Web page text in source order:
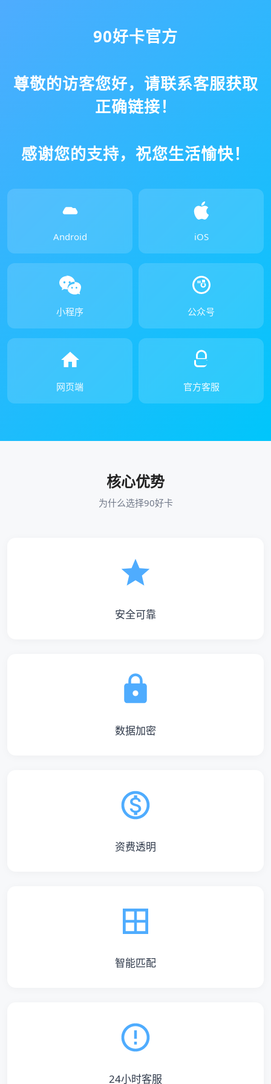
90好卡官方
尊敬的访客您好，请联系客服获取
正确链接！
感谢您的支持，祝您生活愉快！
Android iOS
小程序 公众号
网页端 官方客服
核心优势
为什么选择90好卡
安全可靠
数据加密
资费透明
智能匹配
24小时客服